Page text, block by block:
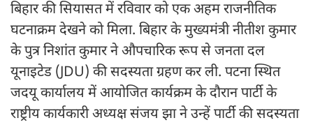
बिहार की सियासत में रविवार को एक अहम राजनीतिक
घटनाक्रम देखने को मिला. बिहार के मुख्यमंत्री नीतीश कुमार
के पुत्र निशांत कुमार ने औपचारिक रूप से जनता दल
यूनाइटेड (JDU) की सदस्यता ग्रहण कर ली. पटना स्थित
जदयू कार्यालय में आयोजित कार्यक्रम के दौरान पार्टी के
राष्ट्रीय कार्यकारी अध्यक्ष संजय झा ने उन्हें पार्टी की सदस्यता